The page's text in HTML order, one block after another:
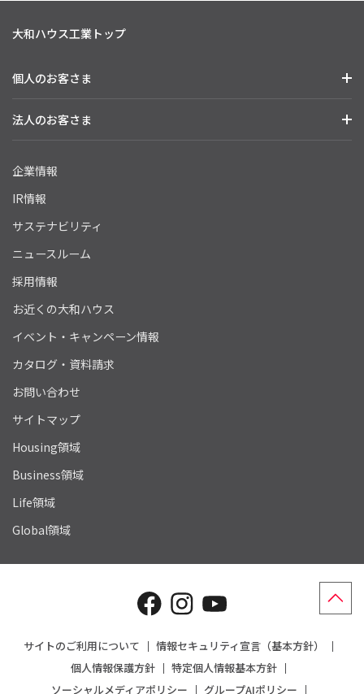
大和ハウス工業トップ
個人のお客さま
法人のお客さま
企業情報
IR情報
サステナビリティ
ニュースルーム
採用情報
お近くの大和ハウス
イベント・キャンペーン情報
カタログ・資料請求
お問い合わせ
サイトマップ
Housing領域
Business領域
Life領域
Global領域
サイトのご利用について
情報セキュリティ宣言（基本方針）
個人情報保護方針
特定個人情報基本方針
ソーシャルメディアポリシー
グループAIポリシー